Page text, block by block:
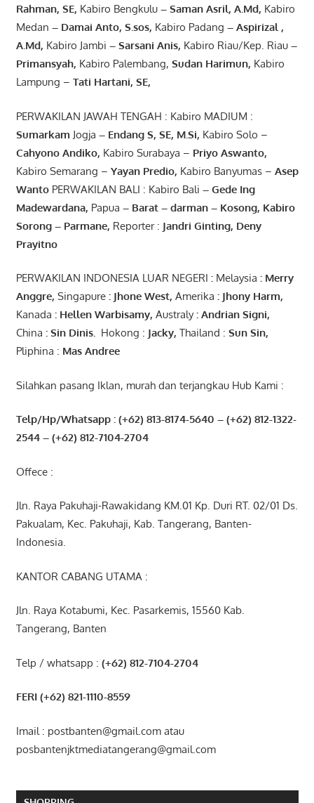
Rahman, SE, Kabiro Bengkulu– Saman Asril, A.Md, Kabiro
Medan – Damai Anto, S.sos, Kabiro Padang – Aspirizal ,
A.Md, Kabiro Jambi – Sarsani Anis, Kabiro Riau/Kep. Riau–
Primansyah, Kabiro Palembang, Sudan Harimun, Kabiro
Lampung – Tati Hartani, SE,
PERWAKILAN JAWAH TENGAH : Kabiro MADIUM :
Sumarkam Jogja – EndangS, SE, M.Si, Kabiro Solo –
Cahyono Andiko, Kabiro Surabaya – Priyo Aswanto,
Kabiro Semarang – Yayan Predio, Kabiro Banyumas – Asep
WantoPERWAKILAN BALI : Kabiro Bali – Gede Ing
Madewardana, Papua – Barat – darman– Kosong, Kabiro
Sorong– Parmane, Reporter : Jandri Ginting, Deny
Prayitno
PERWAKILAN INDONESIA LUAR NEGERI : Melaysia : Merry
Anggre, Singapure: JhoneWest, Amerika : JhonyHarm,
Kanada : Hellen Warbisamy, Australy: Andrian Signi,
China : Sin Dinis. Hokong : Jacky, Thailand : Sun Sin,
Pliphina : Mas Andree
Silahkan pasang Iklan, murah dan terjangkau Hub Kami :
Telp/Hp/Whatsapp : (+62) 813-8174-5640 – (+62) 812-1322-
2544– (+62) 812-7104-2704
Offece :
Jln. Raya Pakuhaji-Rawakidang KM.01 Kp. Duri RT. 02/01 Ds.
Pakualam, Kec. Pakuhaji, Kab. Tangerang, Banten-
Indonesia.
KANTOR CABANG UTAMA :
Jln. Raya Kotabumi, Kec. Pasarkemis, 15560 Kab.
Tangerang, Banten
Telp / whatsapp : (+62) 812-7104-2704
FERI (+62) 821-1110-8559
Imail : postbanten@gmail.com atau
posbantenjktmediatangerang@gmail.com